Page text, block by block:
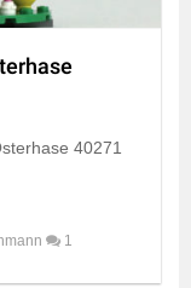
40271
1